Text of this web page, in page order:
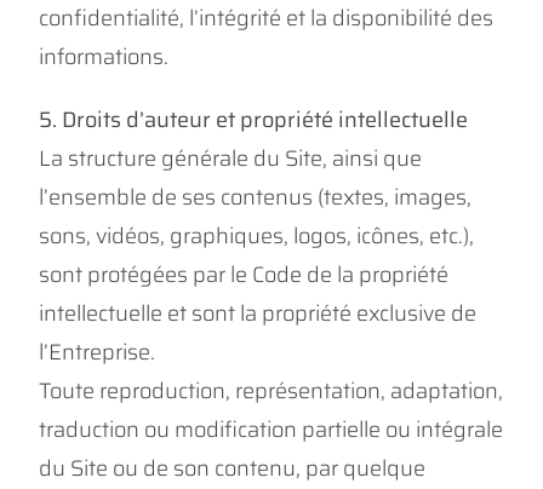
confidentialité, l’intégrité et la disponibilité des
informations.
5. Droits d’auteur et propriété intellectuelle
La structure générale du Site, ainsi que
l’ensemble de ses contenus (textes, images,
sons, vidéos, graphiques, logos, icônes, etc.),
sont protégées par le Code de la propriété
intellectuelle et sont la propriété exclusive de
l’Entreprise.
Toute reproduction, représentation, adaptation,
traduction ou modification partielle ou intégrale
du Site ou de son contenu, par quelque